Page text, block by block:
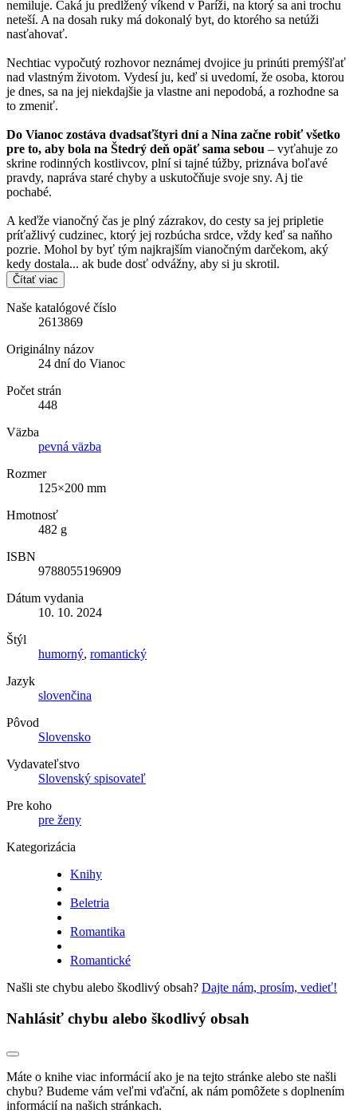
nemiluje. Čaká ju predĺžený víkend v Paríži, na ktorý sa ani trochu
neteší. A na dosah ruky má dokonalý byt, do ktorého sa netúži
nasťahovať.
Nechtiac vypočutý rozhovor neznámej dvojice ju prinúti premýšľať
nad vlastným životom. Vydesí ju, keď si uvedomí, že osoba, ktorou
je dnes, sa na jej niekdajšie ja vlastne ani nepodobá, a rozhodne sa
to zmeniť.
Do Vianoc zostáva dvadsaťštyri dní a Nina začne robiť všetko
pre to, aby bola na Štedrý deň opäť sama sebou – vyťahuje zo
skrine rodinných kostlivcov, plní si tajné túžby, priznáva boľavé
pravdy, napráva staré chyby a uskutočňuje svoje sny. Aj tie
pochabé.
A keďže vianočný čas je plný zázrakov, do cesty sa jej pripletie
príťažlivý cudzinec, ktorý jej rozbúcha srdce, vždy keď sa naňho
pozrie. Mohol by byť tým najkrajším vianočným darčekom, aký
kedy dostala... ak bude dosť odvážny, aby si ju skrotil.
Čítať viac
Naše katalógové číslo
2613869
Originálny názov
24 dní do Vianoc
Počet strán
448
Väzba
pevná väzba
Rozmer
125×200 mm
Hmotnosť
482 g
ISBN
9788055196909
Dátum vydania
10. 10. 2024
Štýl
humorný, romantický
Jazyk
slovenčina
Pôvod
Slovensko
Vydavateľstvo
Slovenský spisovateľ
Pre koho
pre ženy
Kategorizácia
Knihy
Beletria
Romantika
Romantické
Našli ste chybu alebo škodlivý obsah? Dajte nám, prosím, vedieť!
Nahlásiť chybu alebo škodlivý obsah
Máte o knihe viac informácií ako je na tejto stránke alebo ste našli
chybu? Budeme vám veľmi vďační, ak nám pomôžete s doplnením
informácií na našich stránkach.